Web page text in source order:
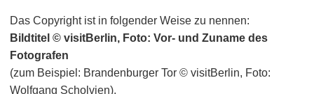
Das Copyright ist in folgender Weise zu nennen:
Bildtitel © visitBerlin, Foto: Vor- und Zuname des
Fotografen
(zum Beispiel: Brandenburger Tor © visitBerlin, Foto:
Wolfgang Scholvien).